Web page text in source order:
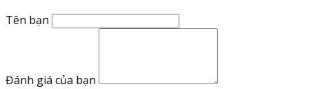
Tên bạn
Đánh giá của bạn